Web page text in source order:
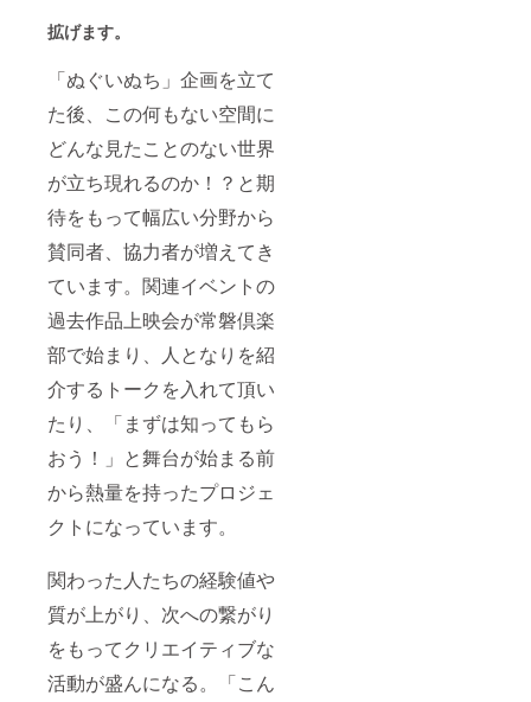
拡げます。
「ぬぐいぬち」企画を立て
た後、この何もない空間に
どんな見たことのない世界
が立ち現れるのか！？と期
待をもって幅広い分野から
賛同者、協力者が増えてき
ています。関連イベントの
過去作品上映会が常磐倶楽
部で始まり、人となりを紹
介するトークを入れて頂い
たり、「まずは知ってもら
おう！」と舞台が始まる前
から熱量を持ったプロジェ
クトになっています。
関わった人たちの経験値や
質が上がり、次への繋がり
をもってクリエイティブな
活動が盛んになる。「こん